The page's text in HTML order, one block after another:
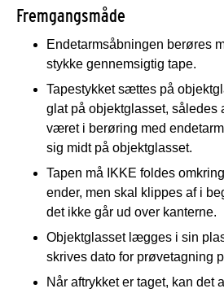
Fremgangsmåde
Endetarmsåbningen berøres
stykke gennemsigtig tape.
Tapestykket sættes på
glat på objektglasset, således
været i berøring med
sig midt på objektglasset.
Tapen må IKKE foldes
ender, men skal klippes af i
det ikke går ud over kanterne.
Objektglasset lægges i sin
skrives dato for prøvetagning
Når aftrykket er taget, kan det